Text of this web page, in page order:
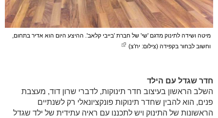
מיטה ושידה לתינוק מדגם 'שי' של חברת 'בייבי קלאב'. ההיצע היום הוא אדיר בתחום,
וחשוב לבחור בקפידה (צילום: יח'צ)
חדר שגדל עם הילד
השלב הראשון בעיצוב חדר תינוקות, לדברי שרון דוד, מעצבת
פנים, הוא להבין שחדר תינוקות פונקציונאלי רק לשנתיים
הראשונות של התינוק ויש לתכננו עם ראיה עתידית של ילד שגדל